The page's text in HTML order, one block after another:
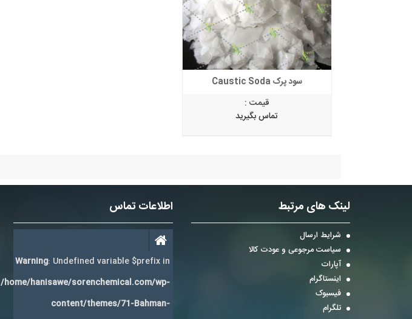
سود پرک Caustic Soda
قیمت :
تماس بگیرید
لینک های مرتبط
شرایط ارسال
سیاست مرجوعی و عودت کالا
آپارات
اینستاگرام
فیسبوک
تلگرام
اطلاعات تماس
Warning: Undefined variable $prefix in
/home/hanisawe/sorenchemical.com/wp-
content/themes/71-Bahman-